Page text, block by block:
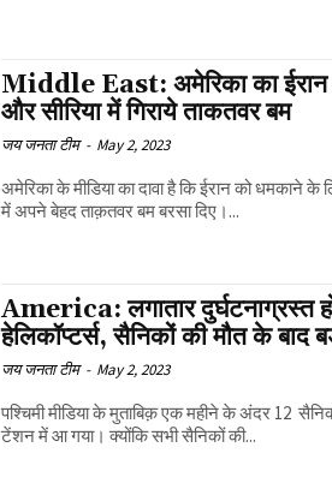
Middle East: अमेरिका का ईरान
और सीरिया में गिराये ताकतवर बम
जय जनता टीम - May 2, 2023
अमेरिका के मीडिया का दावा है कि ईरान को धमकाने के
में अपने बेहद ताक़तवर बम बरसा दिए।...
America: लगातार दुर्घटनाग्रस्त
हेलिकॉप्टर्स, सैनिकों की मौत के बाद
जय जनता टीम - May 2, 2023
पश्चिमी मीडिया के मुताबिक़ एक महीने के अंदर 12
टेंशन में आ गया। क्योंकि सभी सैनिकों की...